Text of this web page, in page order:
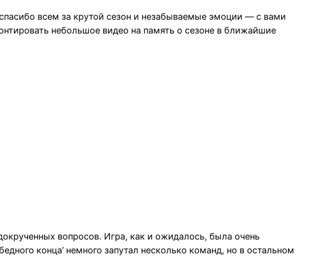
всем за крутой сезон и незабываемые эмоции — с вами
небольшое видео на память о сезоне в ближайшие
вопросов. Игра, как и ожидалось, была очень
конца’ немного запутал несколько команд, но в остальном